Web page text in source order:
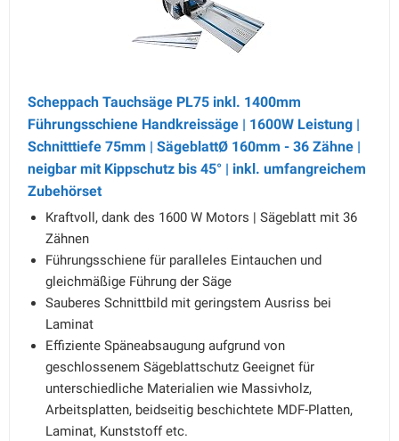
Scheppach Tauchsäge PL75 inkl. 1400mm
Führungsschiene Handkreissäge | 1600W Leistung |
Schnitttiefe 75mm | SägeblattØ 160mm - 36 Zähne |
neigbar mit Kippschutz bis 45° | inkl. umfangreichem
Zubehörset
Kraftvoll, dank des 1600 W Motors | Sägeblatt mit 36
Zähnen
Führungsschiene für paralleles Eintauchen und
gleichmäßige Führung der Säge
Sauberes Schnittbild mit geringstem Ausriss bei
Laminat
Effiziente Späneabsaugung aufgrund von
geschlossenem Sägeblattschutz Geeignet für
unterschiedliche Materialien wie Massivholz,
Arbeitsplatten, beidseitig beschichtete MDF-Platten,
Laminat, Kunststoff etc.